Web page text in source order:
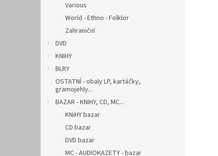
Various
World - Ethno - Folklor
Zahraniční
DVD
KNIHY
BLRY
OSTATNÍ - obaly LP, kartáčky,
gramojehly...
BAZAR - KNIHY, CD, MC...
KNiHY bazar
CD bazar
DVD bazar
MC - AUDIOKAZETY - bazar